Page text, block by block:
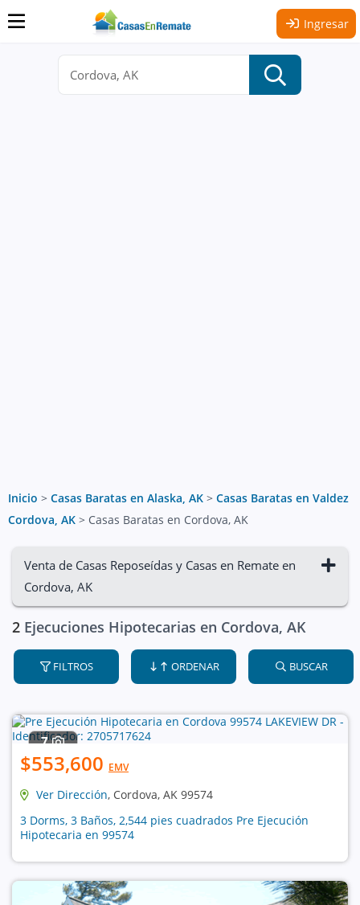
Ingresar
Inicio > Casas Baratas en Alaska, AK > Casas Baratas en Valdez
Cordova, AK > Casas Baratas en Cordova, AK
Venta de Casas Reposeídas y Casas en Remate en
Cordova, AK
2 Ejecuciones Hipotecarias en Cordova, AK
FILTROS ORDENAR BUSCAR
7
$553,600 EMV
Ver Dirección, Cordova, AK 99574
3 Dorms, 3 Baños, 2,544 pies cuadrados Pre Ejecución
Hipotecaria en 99574